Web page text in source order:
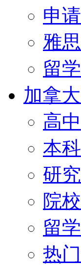
申
雅
留
加拿
高中
本科
研
院
留
热